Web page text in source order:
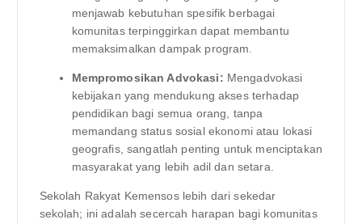
menjawab kebutuhan spesifik berbagai
komunitas terpinggirkan dapat membantu
memaksimalkan dampak program.
Mempromosikan Advokasi: Mengadvokasi
kebijakan yang mendukung akses terhadap
pendidikan bagi semua orang, tanpa
memandang status sosial ekonomi atau lokasi
geografis, sangatlah penting untuk menciptakan
masyarakat yang lebih adil dan setara.
Sekolah Rakyat Kemensos lebih dari sekedar
sekolah; ini adalah secercah harapan bagi komunitas